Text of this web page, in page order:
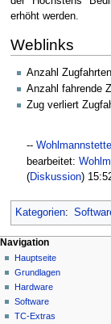
erhöht werden.
Weblinks
Anzahl
Anzahl fahrende
Zug verliert
--‎
bearbeitet:
(Diskussion)
Kategorien:
N
a
v
g
Seitenaktionen
Seite
Diskussion
Lesen
Quelltext
anzeigen
Meine Werkzeuge
Deutsch
Anmelden
Navigation
Hauptseite
Grundlagen
Hardware
Software
TC-Extras